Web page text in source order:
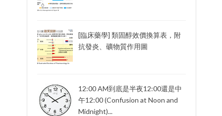
[臨床藥學] 類固醇效價換算表，附
抗發炎、礦物質作用圖
12:00 AM到底是半夜12:00還是中
午12:00 (Confusion at Noon and
Midnight)...